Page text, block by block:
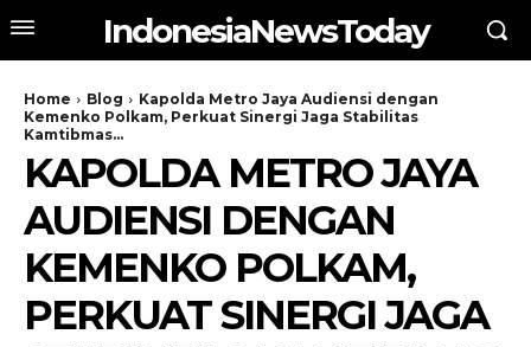
IndonesiaNewsToday
Home Blog
Kapolda Metro Jaya Audiensi dengan
Kemenko Polkam, Perkuat Sinergi Jaga Stabilitas
Kamtibmas...
KAPOLDA METRO JAYA
AUDIENSI DENGAN
KEMENKO POLKAM,
PERKUAT SINERGI JAGA